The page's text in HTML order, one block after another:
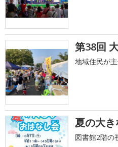
第38回
地域住民が
夏の大
図書館2階の